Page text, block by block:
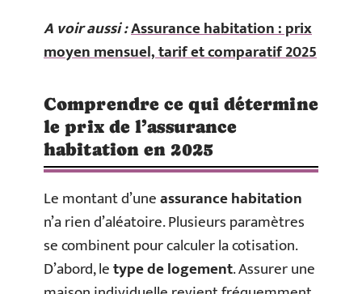
A voir aussi :Assurance habitation : prix
moyen mensuel, tarif et comparatif 2025
Comprendre ce qui détermine
le prix de l’assurance
habitation en 2025
Le montant d’uneassurance habitation
n’a rien d’aléatoire. Plusieurs paramètres
se combinent pour calculer la cotisation.
D’abord, letype de logement. Assurer une